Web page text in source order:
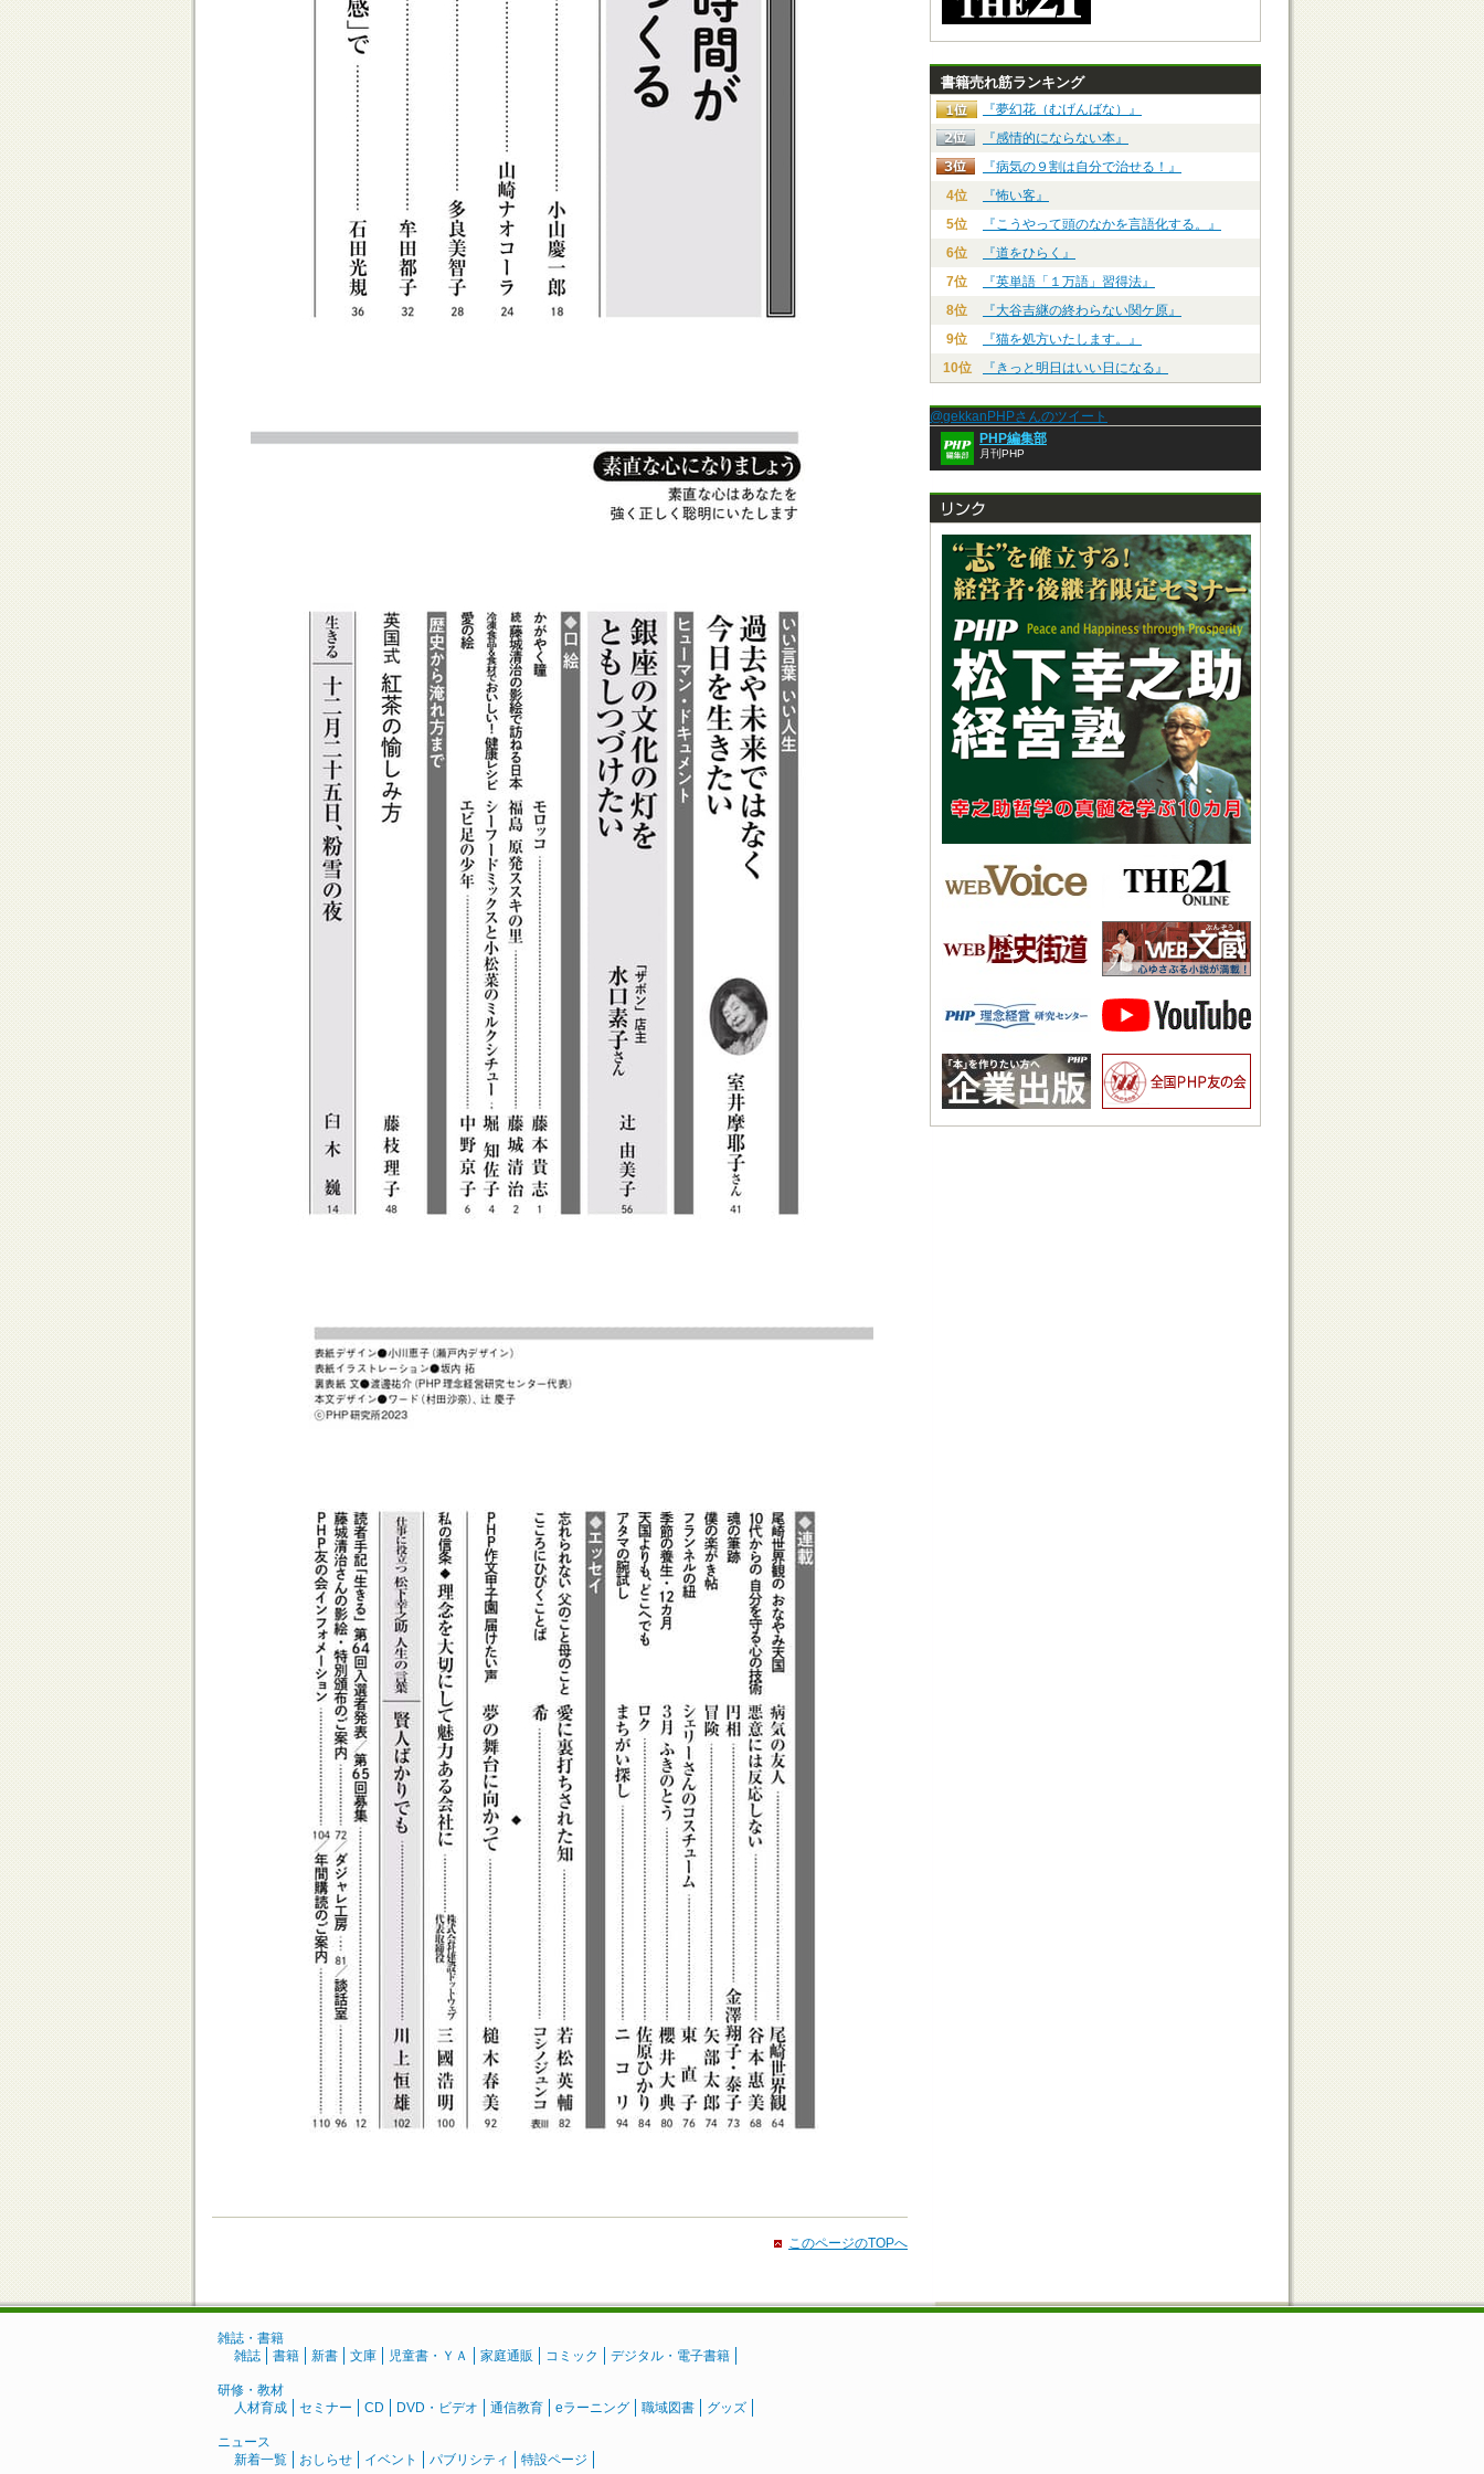
このページのTOPへ
書籍売れ筋ランキング
『夢幻花（むげんばな）』
『感情的にならない本』
『病気の９割は自分で治せる！』
4位
『怖い客』
5位
『こうやって頭のなかを言語化する。』
6位
『道をひらく』
7位
『英単語「１万語」習得法』
8位
『大谷吉継の終わらない関ケ原』
9位
『猫を処方いたします。』
10位
『きっと明日はいい日になる』
@gekkanPHPさんのツイート
PHP編集部
月刊PHP
雑誌・書籍
雑誌
書籍 新書 文庫 児童書・ＹＡ 家庭通販 コミック デジタル・電子書籍
研修・教材
人材育成
セミナー CD DVD・ビデオ 通信教育 eラーニング 職域図書 グッズ
ニュース
新着一覧
おしらせ イベント パブリシティ 特設ページ